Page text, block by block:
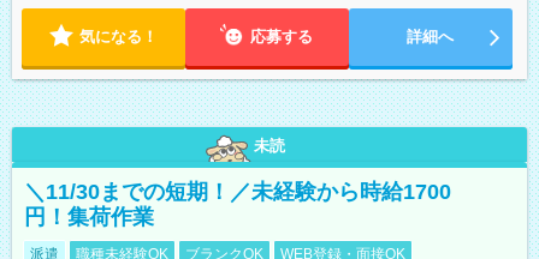
気になる！ 応募する 詳細へ
未読
＼11/30までの短期！／未経験から時給1700
円！集荷作業
派遣 職種未経験OK ブランクOK WEB登録・面接OK